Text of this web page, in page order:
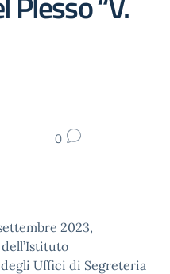
0
2023,
Uffici di Segreteria